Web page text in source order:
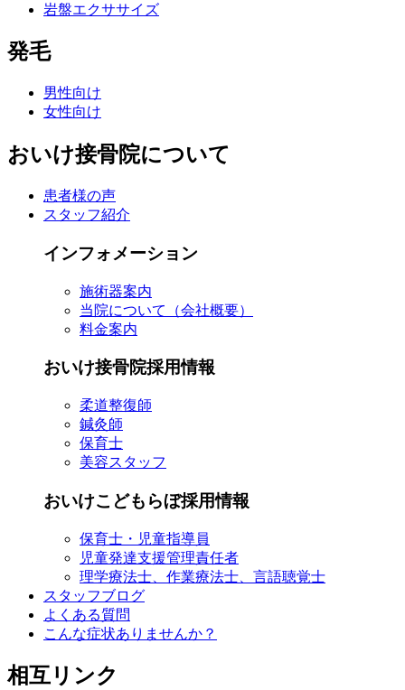
岩盤エクササイズ
発毛
男性向け
女性向け
おいけ接骨院について
患者様の声
スタッフ紹介
インフォメーション
施術器案内
当院について（会社概要）
料金案内
おいけ接骨院採用情報
柔道整復師
鍼灸師
保育士
美容スタッフ
おいけこどもらぼ採用情報
保育士・児童指導員
児童発達支援管理責任者
理学療法士、作業療法士、言語聴覚士
スタッフブログ
よくある質問
こんな症状ありませんか？
相互リンク